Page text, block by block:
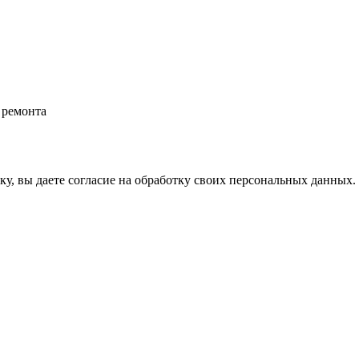
даете согласие на обработку своих персональных данных.